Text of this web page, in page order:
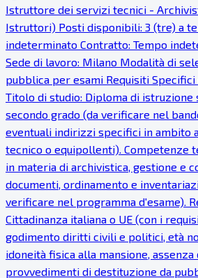
Istruttore dei servizi tecnici -
Istruttori) Posti disponibili: 3 (tre) a
indeterminato Contratto: Tempo
Sede di lavoro: Milano Modalità di
pubblica per esami Requisiti
Titolo di studio: Diploma di istruzione
secondo grado (da verificare nel
eventuali indirizzi specifici in ambito
tecnico o equipollenti). Competenze
in materia di archivistica, gestione e
documenti, ordinamento e
verificare nel programma d'esame).
Cittadinanza italiana o UE (con i
godimento diritti civili e politici, età
idoneità fisica alla mansione,
provvedimenti di destituzione da